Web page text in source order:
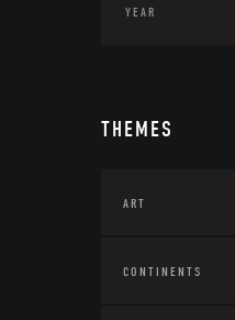
THEMES
ART
CONTINENTS